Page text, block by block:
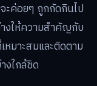
ะค่อยๆ ถูกกัดกินไป
งให้ความสำคัญกับ
หมาะสมและติดตาม
งใกล้ชิด